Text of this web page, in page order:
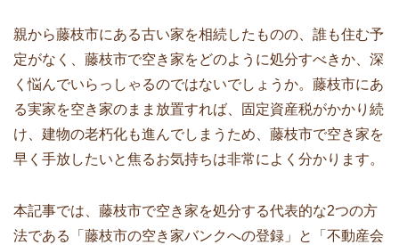
親から藤枝市にある古い家を相続したものの、誰も住む予
定がなく、藤枝市で空き家をどのように処分すべきか、深
く悩んでいらっしゃるのではないでしょうか。藤枝市にあ
る実家を空き家のまま放置すれば、固定資産税がかかり続
け、建物の老朽化も進んでしまうため、藤枝市で空き家を
早く手放したいと焦るお気持ちは非常によく分かります。
本記事では、藤枝市で空き家を処分する代表的な2つの方
法である「藤枝市の空き家バンクへの登録」と「不動産会